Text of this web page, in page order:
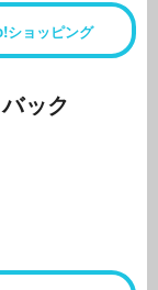
ショッピング
ック